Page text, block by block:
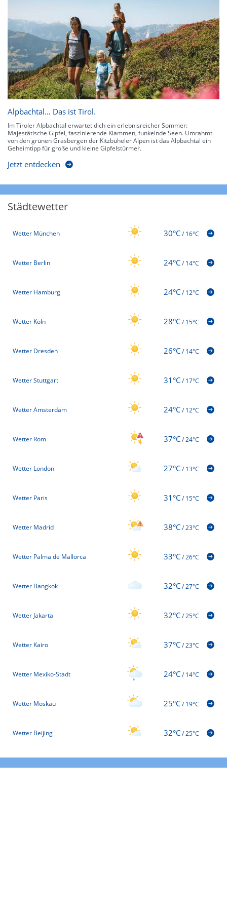
Alpbachtal… Das ist Tirol.
Im Tiroler Alpbachtal erwartet dich ein erlebnisreicher Sommer:
Majestätische Gipfel, faszinierende Klammen, funkelnde Seen. Umrahmt
von den grünen Grasbergen der Kitzbüheler Alpen ist das Alpbachtal ein
Geheimtipp für große und kleine Gipfelstürmer.
Jetzt entdecken
Städtewetter
Wetter München 30°C/16°C
Wetter Berlin 24°C/14°C
Wetter Hamburg 24°C/12°C
Wetter Köln 28°C/15°C
Wetter Dresden 26°C/14°C
Wetter Stuttgart 31°C/17°C
Wetter Amsterdam 24°C/12°C
Wetter Rom 37°C/24°C
Wetter London 27°C/13°C
Wetter Paris 31°C/15°C
Wetter Madrid 38°C/23°C
Wetter Palma de Mallorca 33°C/26°C
Wetter Bangkok 32°C/27°C
Wetter Jakarta 32°C/25°C
Wetter Kairo 37°C/23°C
Wetter Mexiko-Stadt 24°C/14°C
Wetter Moskau 25°C/19°C
Wetter Beijing 32°C/25°C